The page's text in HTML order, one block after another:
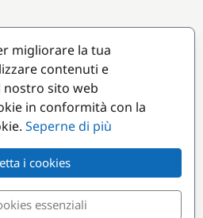
migliorare la tua
contenuti e
nostro sito web
in conformità con la
Seperne di più
i cookies
essenziali